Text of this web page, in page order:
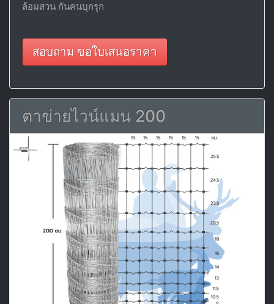
ล้อมสวน กันคนบุกรุก
สอบถาม ขอใบเสนอราคา
ตาข่ายไวน์แมน 200